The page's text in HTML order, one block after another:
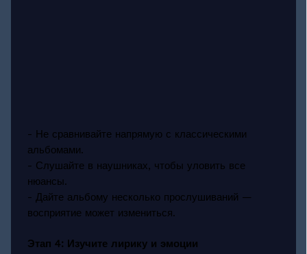
- Не сравнивайте напрямую с классическими
альбомами.
- Слушайте в наушниках, чтобы уловить все
нюансы.
- Дайте альбому несколько прослушиваний —
восприятие может измениться.
Этап 4: Изучите лирику и эмоции